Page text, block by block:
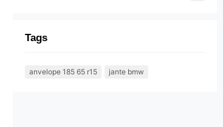
Tags
anvelope 185 65 r15 jante bmw